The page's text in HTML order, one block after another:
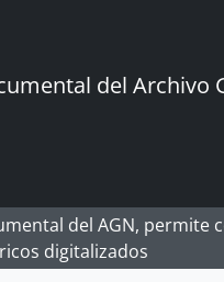
del Archivo
del AGN, permite
digitalizados